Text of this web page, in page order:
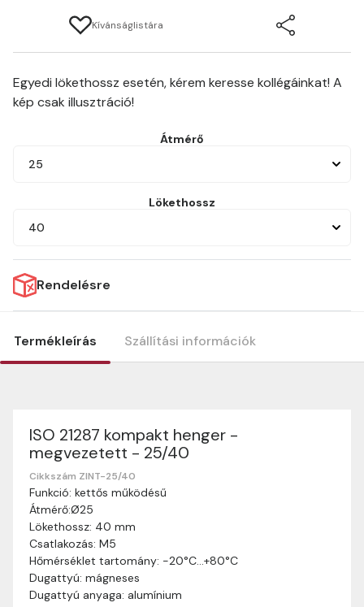
Kívánságlistára
Egyedi lökethossz esetén, kérem keresse kollégáinkat! A
kép csak illusztráció!
Átmérő
25
Lökethossz
40
Rendelésre
Termékleírás Szállítási információk
ISO 21287 kompakt henger -
megvezetett - 25/40
Cikkszám ZINT-25/40
Funkció: kettős működésű
Átmérő:Ø25
Lökethossz: 40 mm
Csatlakozás: M5
Hőmérséklet tartomány: -20°C…+80°C
Dugattyú: mágneses
Dugattyú anyaga: alumínium
Szállítási információk
Nagyon köszönjük, hogy webshopunkat választottátok
vásárlásaitokhoz. Az alábbiakban megtaláljátok szállítási
információinkat, hogy a vásárlásotok gördülékenyen és
zökkenőmentesen történhessen.
Szállítási idő:
munkanapon belül kézbesítjük. Amennyiben
valamilyen okból kifolyólag a szállítás hosszabb
ideig tart, előre értesítünk benneteket.